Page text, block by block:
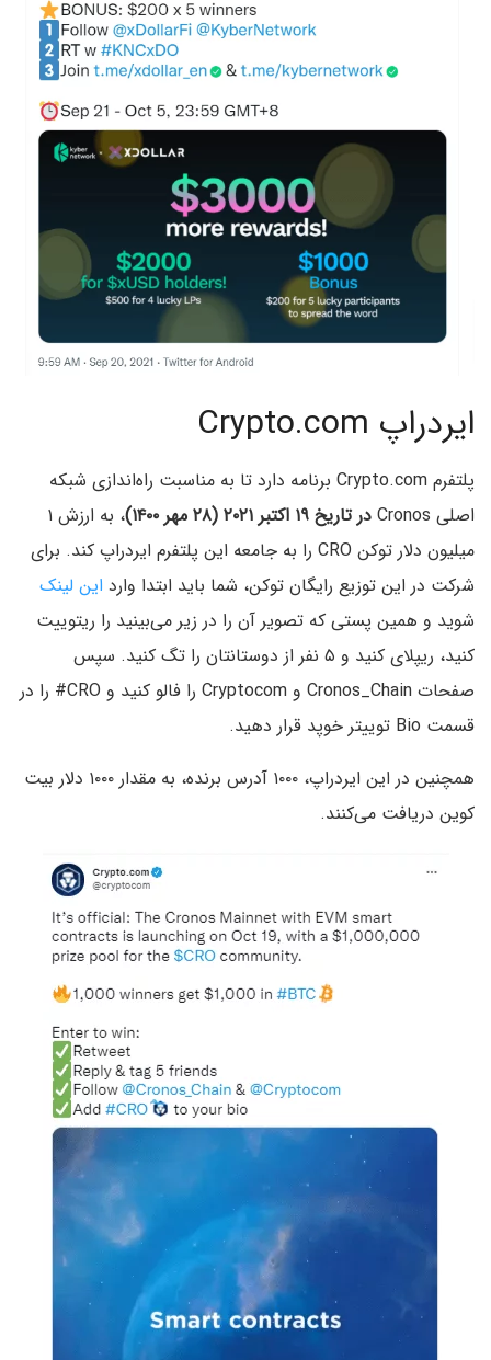
ایردراپ Crypto.com
پلتفرم Crypto.com برنامه دارد تا به مناسبت راه‌اندازی شبکه
اصلی Cronos
در تاریخ ۱۹ اکتبر ۲۰۲۱ (۲۸ مهر ۱۴۰۰)
، به ارزش ۱
میلیون دلار توکن CRO را به جامعه این پلتفرم ایردراپ کند. برای
شرکت در این توزیع رایگان توکن، شما باید ابتدا وارد این لینک
شوید و همین پستی که تصویر آن را در زیر می‌بینید را ریتوییت
کنید، ریپلای کنید و ۵ نفر از دوستانتان را تگ کنید. سپس
صفحات Cronos_Chain و Cryptocom را فالو کنید و CRO# را در
قسمت Bio توییتر خوپد قرار دهید.
همچنین در این ایردراپ، ۱۰۰۰ آدرس برنده، به مقدار ۱۰۰۰ دلار بیت
کوین دریافت می‌کنند.